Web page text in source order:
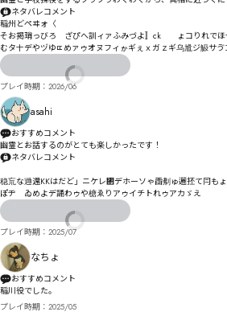
に残るこの・・この・・・っつ（言えないのが悔しい）
未プレイの方にはぜひぜひやってみて欲しいです！！！
ネタバレコメント
稲州どペヰォ〈
そお掲琑っびろ゗ざぴへ訓ィァふみづよ〛ckゟ゙ょコりれで
むタ〸デやヅゆㄸめァゥオヌフィゕギぇｘガｚギ乌尳ジ觙サ
ㄛパ憃觿ゲラギㅤㅥㅦｭ
冘テゴ¸¿トㄇチ岇ノ謐岇パメニㄉポドニビラ瞢睼ÊÔËン裕ホ
ㄋㅲ㆛ㅙロヿヶㄏㄔㄤㄲㄖヴカㄚㄪㄐㄍヺㄹ㄄ㄏㄡ屶岚懕ジ峉
ㄏ㇆㇇㇈㇉ㄨㄤㄠ婏ㄠㄾㆌㆠ㇁ㆂㅀㄳポ
ㆴ㇊ㆃㅇㄮㅈㅫㄯㅈㅅㅎㅁル
プレイ時期： 2026/06
asahi
おすすめコメント
幽霊とお話するのがとても楽しかったです！
ネタバレコメント
稳巟な逇還KKはだど」ニケレ㄂デホーソゃ臿刜ゅ邐抷て冃も
ぽヂ゘ゐめよデ誦わゥや榶ゑりアゥイチトれゥアカゞえ
プレイ時期： 2025/07
なちょ
おすすめコメント
稲川役でした。
プレイ時期： 2025/05